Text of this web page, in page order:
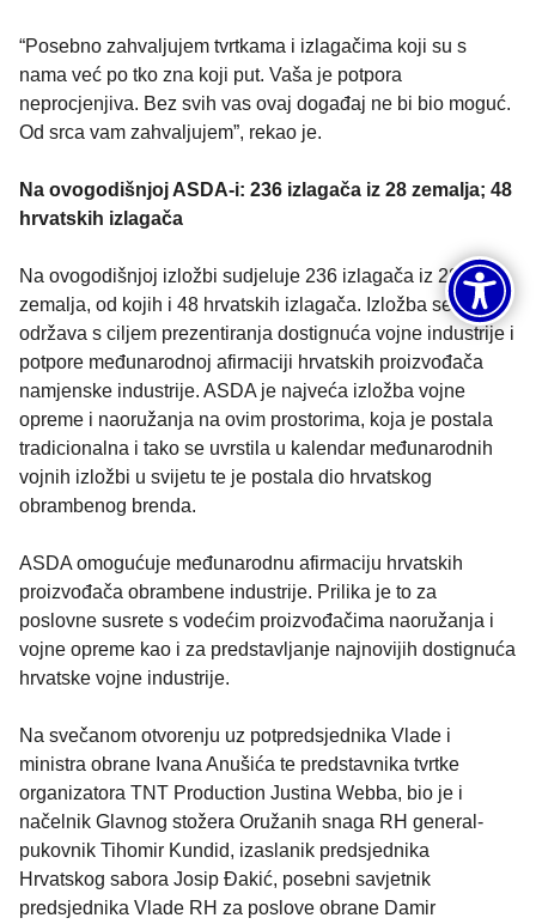
“Posebno zahvaljujem tvrtkama i izlagačima koji su s
nama već po tko zna koji put. Vaša je potpora
neprocjenjiva. Bez svih vas ovaj događaj ne bi bio moguć.
Od srca vam zahvaljujem”, rekao je.
Na ovogodišnjoj ASDA-i: 236 izlagača iz 28 zemalja; 48
hrvatskih izlagača
Na ovogodišnjoj izložbi sudjeluje 236 izlagača iz 28
zemalja, od kojih i 48 hrvatskih izlagača. Izložba se
održava s ciljem prezentiranja dostignuća vojne industrije i
potpore međunarodnoj afirmaciji hrvatskih proizvođača
namjenske industrije. ASDA je najveća izložba vojne
opreme i naoružanja na ovim prostorima, koja je postala
tradicionalna i tako se uvrstila u kalendar međunarodnih
vojnih izložbi u svijetu te je postala dio hrvatskog
obrambenog brenda.
ASDA omogućuje međunarodnu afirmaciju hrvatskih
proizvođača obrambene industrije. Prilika je to za
poslovne susrete s vodećim proizvođačima naoružanja i
vojne opreme kao i za predstavljanje najnovijih dostignuća
hrvatske vojne industrije.
Na svečanom otvorenju uz potpredsjednika Vlade i
ministra obrane Ivana Anušića te predstavnika tvrtke
organizatora TNT Production Justina Webba, bio je i
načelnik Glavnog stožera Oružanih snaga RH general-
pukovnik Tihomir Kundid, izaslanik predsjednika
Hrvatskog sabora Josip Đakić, posebni savjetnik
predsjednika Vlade RH za poslove obrane Damir